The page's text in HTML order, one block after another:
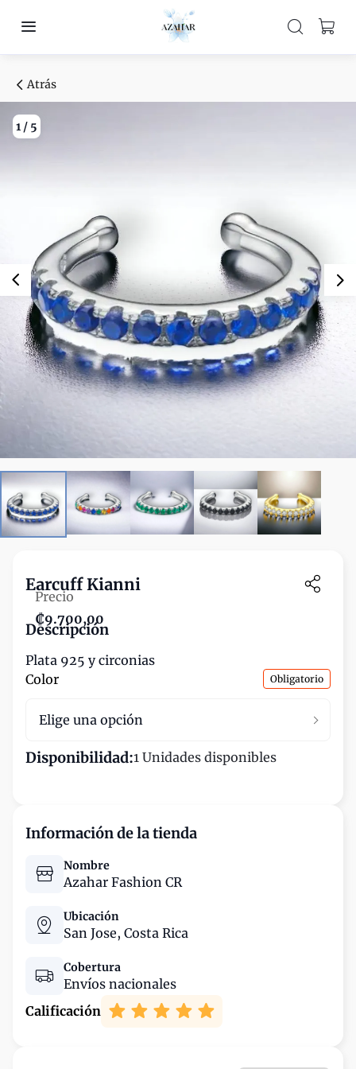
Atrás
1/ 5
Earcuff Kianni
Precio
₡9.700,00
Descripción
Plata 925 y circonias
Color
Obligatorio
Elige una opción
Disponibilidad:1 Unidades disponibles
Información de la tienda
Nombre
Azahar Fashion CR
Ubicación
San Jose, Costa Rica
Cobertura
Envíos nacionales
Calificación